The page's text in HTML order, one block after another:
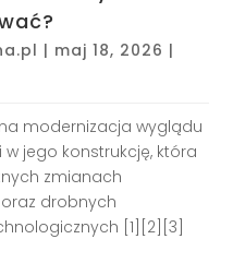
| maj 18, 2026 |
modernizacja wyglądu
jego konstrukcję, która
zmianach
drobnych
[1][2][3]